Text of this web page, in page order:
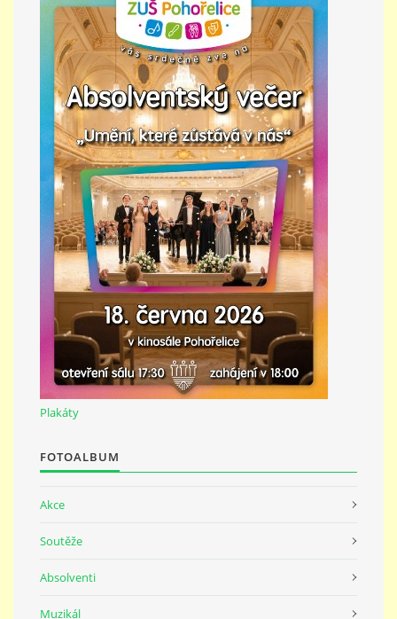
DOTACE
GDPR
ZUŠ Pohořelice
Školní 462
Pohořelice
691 23
© 2026 eStránky.cz |Tisk|Nahoru ↑
Plakáty
FOTOALBUM
Akce
Soutěže
Absolventi
Muzikál